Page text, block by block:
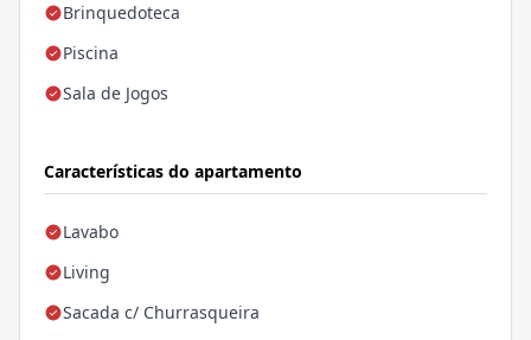
Brinquedoteca
Piscina
Sala de Jogos
Características do apartamento
Lavabo
Living
Sacada c/ Churrasqueira